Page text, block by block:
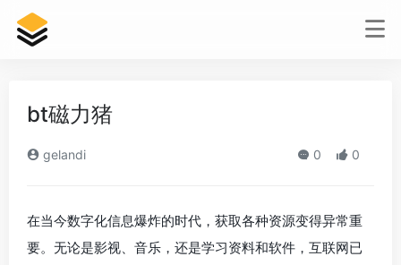
bt磁力猪
gelandi 0 0
在当今数字化信息爆炸的时代，获取各种资源变得异常重
要。无论是影视、音乐，还是学习资料和软件，互联网已